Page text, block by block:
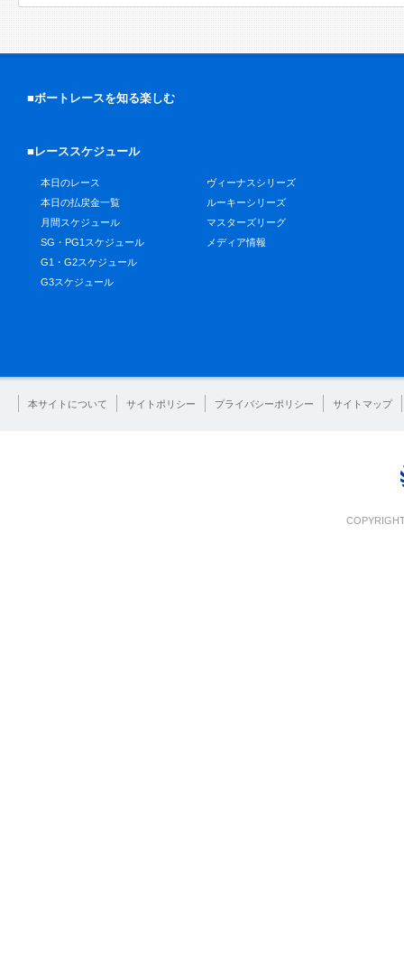
■ボートレースを知る楽しむ
■レーススケジュール
本日のレース
本日の払戻金一覧
月間スケジュール
SG・PG1スケジュール
G1・G2スケジュール
G3スケジュール
ヴィーナスシリーズ
ルーキーシリーズ
マスターズリーグ
メディア情報
本サイトについて サイトポリシー プライバシーポリシー サイトマップ